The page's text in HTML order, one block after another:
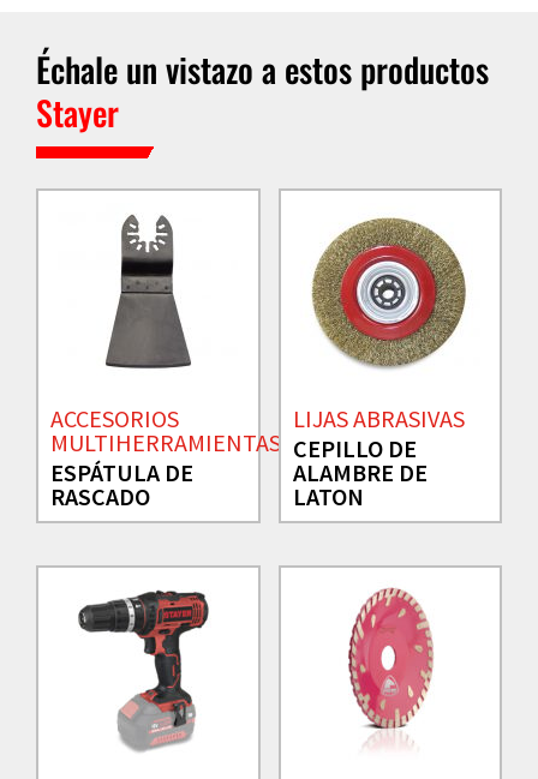
Échale un vistazo a estos productos
Stayer
ACCESORIOS
MULTIHERRAMIENTAS
ESPÁTULA DE
RASCADO
LIJAS ABRASIVAS
CEPILLO DE
ALAMBRE DE
LATON